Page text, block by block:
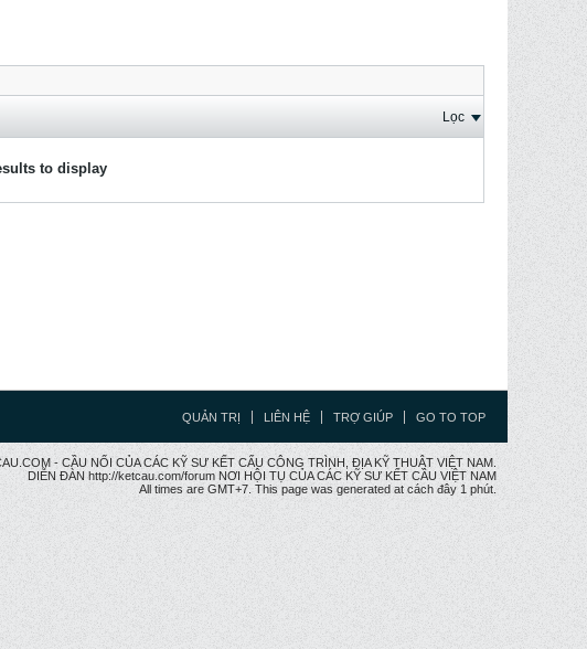
Lọc
to display
QUẢN TRỊ LIÊN HỆ TRỢ GIÚP GO TO TOP
- CẦU NỐI CỦA CÁC KỸ SƯ KẾT CẤU CÔNG TRÌNH, ĐỊA KỸ THUẬT VIỆT NAM.
DIỄN ĐÀN http://ketcau.com/forum NƠI HỘI TỤ CỦA CÁC KỸ SƯ KẾT CÂU VIỆT NAM
All times are GMT+7. This page was generated at cách đây 1 phút.